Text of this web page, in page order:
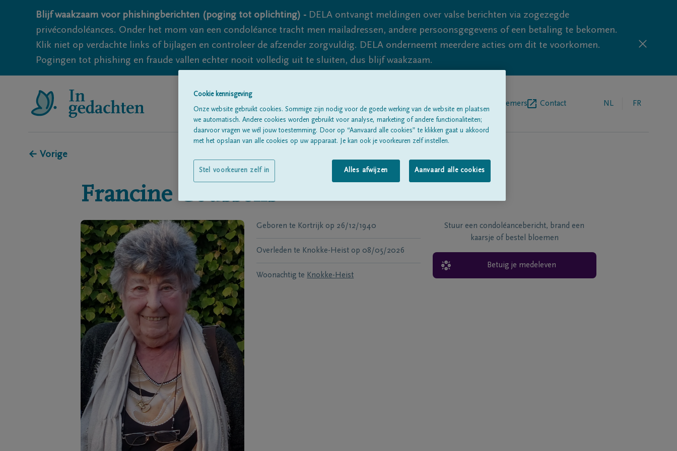
Blijf waakzaam voor phishingberichten (poging tot oplichting) - DELA ontvangt meldingen over valse berichten via zogezegde
privécondoléances. Onder het mom van een condoléance tracht men mailadressen, andere persoonsgegevens of een betaling te bekomen.
Klik niet op verdachte links of bijlagen en controleer de afzender zorgvuldig. DELA onderneemt meerdere acties om dit te voorkomen.
Pogingen tot phishing en fraude vallen echter nooit volledig uit te sluiten, dus blijf waakzaam.
Begrafenisondernemers Contact NL FR
← Vorige
Francine Coussens
Geboren te Kortrijk op 26/12/1940
Overleden te Knokke-Heist op 08/05/2026
Woonachtig te Knokke-Heist
Stuur een condoléancebericht, brand een
kaarsje of bestel bloemen
Betuig je medeleven
Cookie kennisgeving
Onze website gebruikt cookies. Sommige zijn nodig voor de goede werking van de website en plaatsen
we automatisch. Andere cookies worden gebruikt voor analyse, marketing of andere functionaliteiten;
daarvoor vragen we wél jouw toestemming. Door op “Aanvaard alle cookies” te klikken gaat u akkoord
met het opslaan van alle cookies op uw apparaat. Je kan ook je voorkeuren zelf instellen.
Alles afwijzen Aanvaard alle cookies
Stel voorkeuren zelf in